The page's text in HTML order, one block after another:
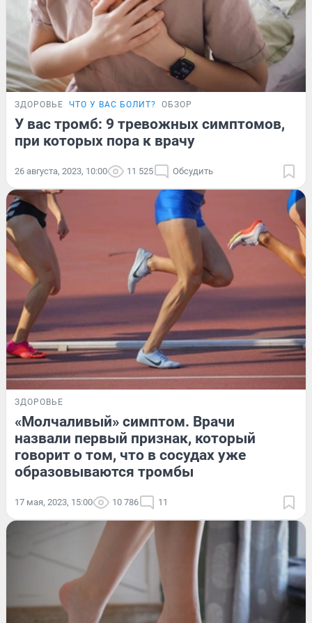
ЗДОРОВЬЕ ЧТО У ВАС БОЛИТ? ОБЗОР
У вас тромб: 9 тревожных симптомов,
при которых пора к врачу
26 августа, 2023, 10:00 11 525 Обсудить
ЗДОРОВЬЕ
«Молчаливый» симптом. Врачи
назвали первый признак, который
говорит о том, что в сосудах уже
образовываются тромбы
17 мая, 2023, 15:00 10 786 11